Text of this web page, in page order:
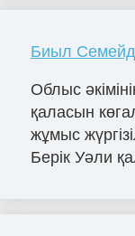
Биыл
Облыс
қаласын
жұмыс
Берік Уәли